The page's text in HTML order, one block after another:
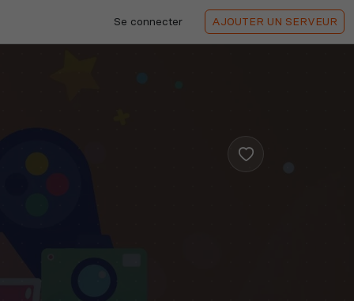
Se connecter AJOUTER UN SERVEUR